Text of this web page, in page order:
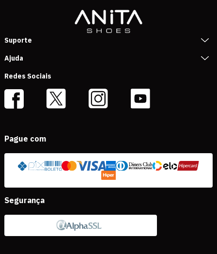
Suporte
Ajuda
Redes Sociais
Pague com
Segurança